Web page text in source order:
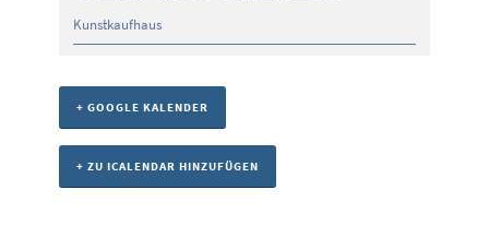
Kunstkaufhaus
+ GOOGLE KALENDER
+ ZU ICALENDAR HINZUFÜGEN